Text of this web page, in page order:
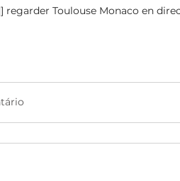
regarder Toulouse Monaco en